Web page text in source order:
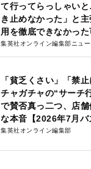
て行ってらっしゃい
き止めなかった」と
用を徹底できなかった
集英社オンライン編集部ニュー
「貧乏くさい」「禁
チャガチャの“サー
で賛否真っ二つ、店
な本音【2026年7月バ
集英社オンライン編集部